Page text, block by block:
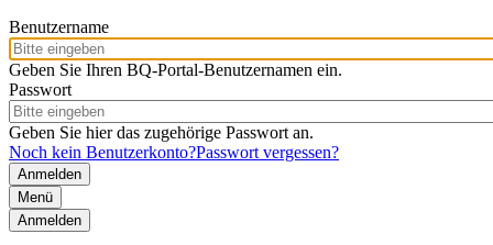
Benutzername
Geben Sie Ihren BQ-Portal-Benutzernamen ein.
Passwort
Geben Sie hier das zugehörige Passwort an.
Noch kein Benutzerkonto?Passwort vergessen?
Menü
Anmelden